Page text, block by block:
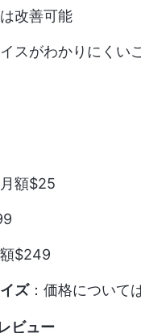
改善可能
スがわかりにくい
額$25
額$249
ズ：価格について
ビュー